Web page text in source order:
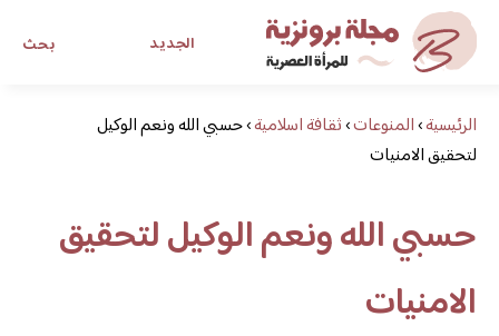
بحث الجديد
مجلة برونزية للفتاة العصريةالرئيسية›المنوعات›ثقافة اسلامية›حسبي الله ونعم الوكيل
لتحقيق الامنيات
حسبي الله ونعم الوكيل لتحقيق
الامنيات